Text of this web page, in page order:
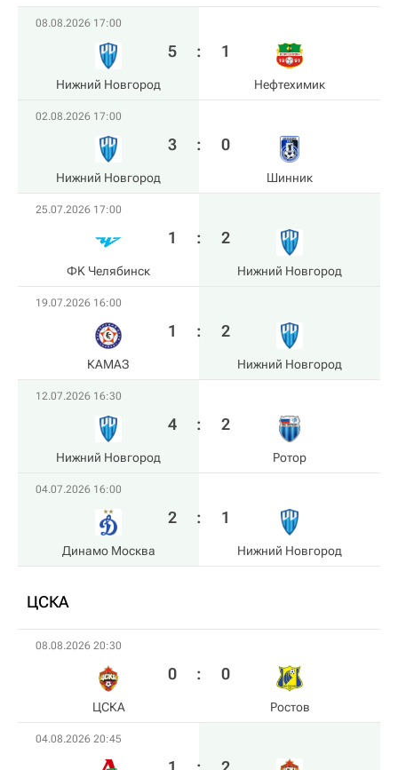
08.08.2026 17:00
Нижний Новгород
5 : 1
Нефтехимик
02.08.2026 17:00
Нижний Новгород
3 : 0
Шинник
25.07.2026 17:00
ФK Челябинск
1 : 2
Нижний Новгород
19.07.2026 16:00
КАМАЗ
1 : 2
Нижний Новгород
12.07.2026 16:30
Нижний Новгород
4 : 2
Ротор
04.07.2026 16:00
Динамо Москва
2 : 1
Нижний Новгород
ЦСКА
08.08.2026 20:30
ЦСКА
0 : 0
Ростов
04.08.2026 20:45